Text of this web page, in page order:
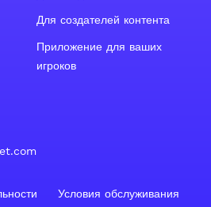
Для создателей контента
Приложение для ваших
игроков
Условия обслуживания